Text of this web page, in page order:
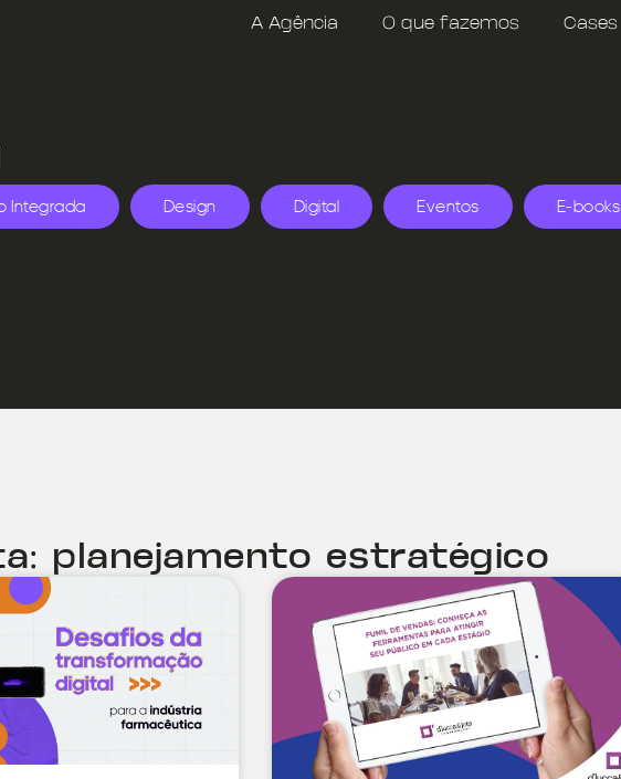
A Agência O que fazemos Cases
Integrada Design Digital Eventos E-books
planejamento estratégico